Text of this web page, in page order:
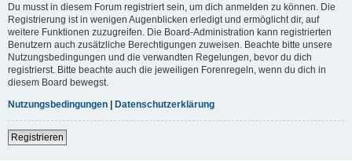
Du musst in diesem Forum registriert sein, um dich anmelden zu können. Die
Registrierung ist in wenigen Augenblicken erledigt und ermöglicht dir, auf
weitere Funktionen zuzugreifen. Die Board-Administration kann registrierten
Benutzern auch zusätzliche Berechtigungen zuweisen. Beachte bitte unsere
Nutzungsbedingungen und die verwandten Regelungen, bevor du dich
registrierst. Bitte beachte auch die jeweiligen Forenregeln, wenn du dich in
diesem Board bewegst.
Nutzungsbedingungen | Datenschutzerklärung
Registrieren